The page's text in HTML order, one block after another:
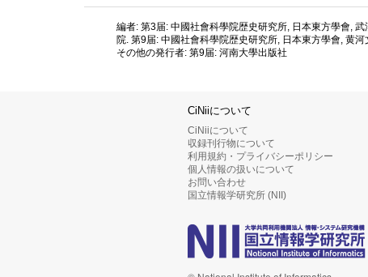
編者: 第3届: 中國社會科學院歴史研究所, 日本東方學會,
院. 第9届: 中國社會科學院歴史研究所, 日本東方學會, 黄
その他の発行者: 第9届: 河南大學出版社
CiNiiについて
CiNiiについて
収録刊行物について
利用規約・プライバシーポリシー
個人情報の扱いについて
お問い合わせ
国立情報学研究所 (NII)